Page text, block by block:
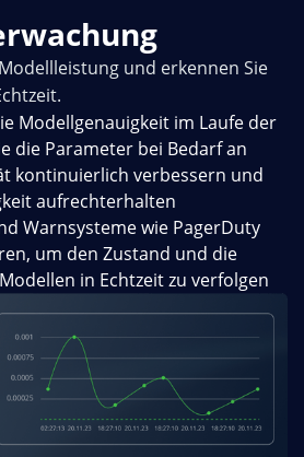
und erkennen Sie
Modellgenauigkeit im Laufe der
die Parameter bei Bedarf an
kontinuierlich verbessern und
aufrechterhalten
Warnsysteme wie PagerDuty
um den Zustand und die
in Echtzeit zu verfolgen